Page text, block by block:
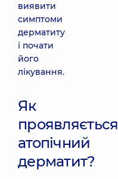
виявити
симптоми
дерматиту
і почати
його
лікування.
Як
проявляється
атопічний
дерматит?